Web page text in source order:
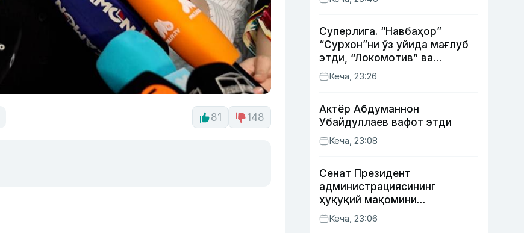
81 148
Суперлига. “Навбаҳор”
“Сурхон”ни ўз уйида мағлуб
этди, “Локомотив” ва
“Хоразм” уйда ғалаба
қозонди
Кеча, 23:26
Актёр Абду­маннон
Убайдуллаев вафот этди
Кеча, 23:08
Сенат Президент
администрациясининг
ҳуқуқий мақомини
белгиловчи конституциявий
қонунни маъқуллади
Кеча, 23:06